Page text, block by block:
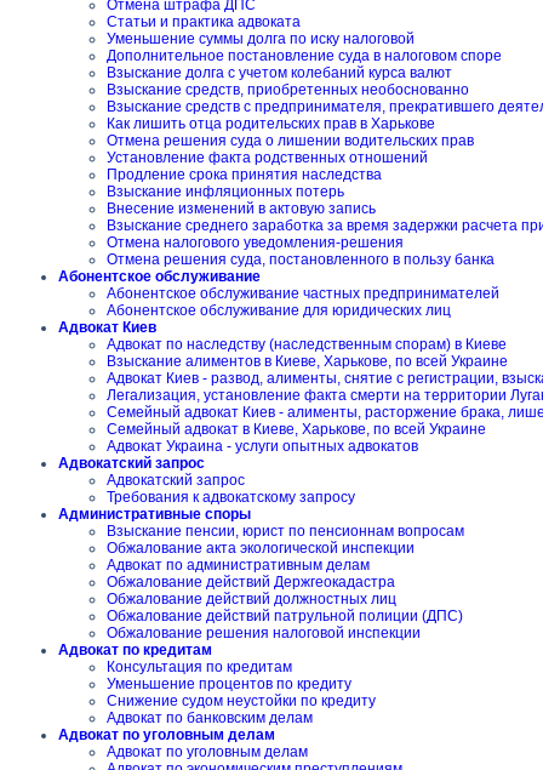
Отмена штрафа ДПС
Статьи и практика адвоката
Уменьшение суммы долга по иску налоговой
Дополнительное постановление суда в налоговом споре
Взыскание долга с учетом колебаний курса валют
Взыскание средств, приобретенных необоснованно
Взыскание средств с предпринимателя, прекратившего
Как лишить отца родительских прав в Харькове
Отмена решения суда о лишении водительских прав
Установление факта родственных отношений
Продление срока принятия наследства
Взыскание инфляционных потерь
Внесение изменений в актовую запись
Взыскание среднего заработка за время задержки расчета
Отмена налогового уведомления-решения
Отмена решения суда, постановленного в пользу банка
Абонентское обслуживание
Абонентское обслуживание частных предпринимателей
Абонентское обслуживание для юридических лиц
Адвокат Киев
Адвокат по наследству (наследственным спорам) в Киеве
Взыскание алиментов в Киеве, Харькове, по всей Украине
Адвокат Киев - развод, алименты, снятие с регистрации,
Легализация, установление факта смерти на территории
Семейный адвокат Киев - алименты, расторжение брака,
Семейный адвокат в Киеве, Харькове, по всей Украине
Адвокат Украина - услуги опытных адвокатов
Адвокатский запрос
Адвокатский запрос
Требования к адвокатскому запросу
Административные споры
Взыскание пенсии, юрист по пенсионнам вопросам
Обжалование акта экологической инспекции
Адвокат по административным делам
Обжалование действий Держгеокадастра
Обжалование действий должностных лиц
Обжалование действий патрульной полиции (ДПС)
Обжалование решения налоговой инспекции
Адвокат по кредитам
Консультация по кредитам
Уменьшение процентов по кредиту
Снижение судом неустойки по кредиту
Адвокат по банковским делам
Адвокат по уголовным делам
Адвокат по уголовным делам